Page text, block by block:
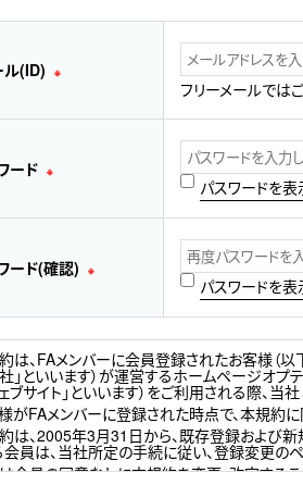
ル(ID) ※
フリーメールでは
ード ※
パスワードを
ード(確認) ※
パスワードを
は、FAメンバーに会員登録されたお客様（以
」といいます）が運営するホームページオ
ブサイト」といいます）をご利用される際、
がFAメンバーに登録された時点で、本規約
約は、2005年3月31日から、既存登録および
員は、当社所定の手続に従い、登録変更の
会員の同意なしに本規約を変更・改定する